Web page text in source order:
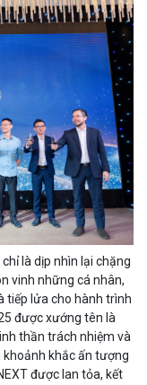
chỉ là dịp nhìn lại chặng
vinh những cá nhân,
tiếp lửa cho hành trình
được xướng tên là
thần trách nhiệm và
khoảnh khắc ấn tượng
được lan tỏa, kết